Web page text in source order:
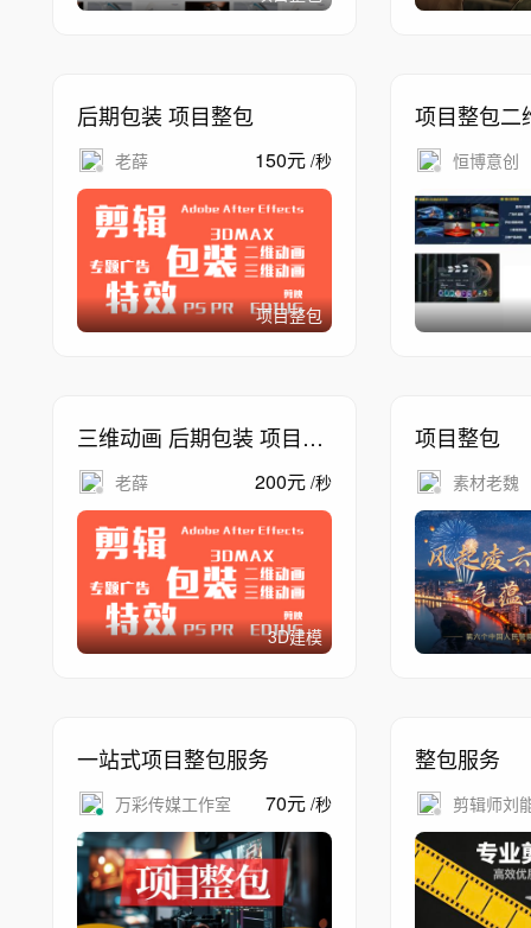
后期包装 项目整包
老薛 150元 /秒
项目整包
项目整包二
眼3D恒博意创
三维动画 后期包装 项目整
包
老薛 200元 /秒
3D建模
项目整包
素材老魏
一站式项目整包服务
万彩传媒工作室 70元 /秒
整包服务
剪辑师刘